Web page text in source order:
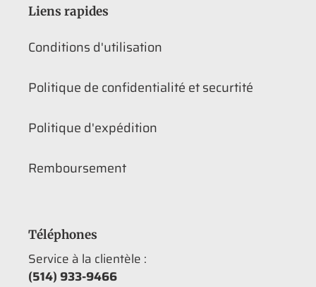
Liens rapides
Conditions d'utilisation
Politique de confidentialité et securtité
Politique d'expédition
Remboursement
Téléphones
Service à la clientèle :
(514) 933-9466